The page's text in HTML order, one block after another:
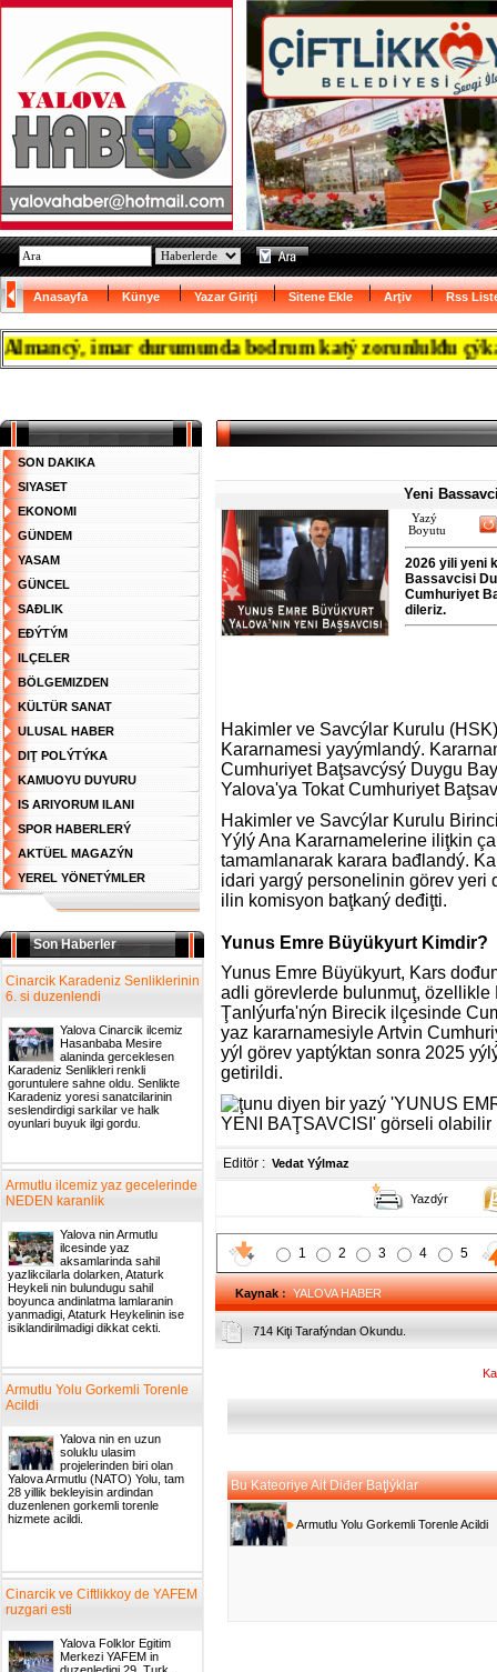
Anasayfa Künye Yazar Giriţi Sitene Ekle Arţiv Rss
imar durumunda bodrum katý zorunlulđu
Yeni
Yazý
Boyutu
2026 yili yeni
Bassavcisi
Cumhuriyet
dileriz.
Hakimler ve Savcýlar Kurulu
Kararnamesi yayýmlandý.
Cumhuriyet Baţsavcýsý Duygu
Yalova'ya Tokat Cumhuriyet
Hakimler ve Savcýlar Kurulu
Yýlý Ana Kararnamelerine iliţkin
tamamlanarak karara bađlandý.
idari yargý personelinin görev yeri
ilin komisyon baţkaný deđiţti.
Yunus Emre BüyükyurtKimdir?
Yunus Emre Büyükyurt, Kars
adli görevlerde bulunmuţ, özellikle
Ţanlýurfa'nýn Birecik ilçesinde
yaz kararnamesiyle Artvin
yýl görev yaptýktan sonra 2025
getirildi.
Editör : Vedat Yýlmaz
Yazdýr
1 2 3 4 5
Kaynak: YALOVA HABER
714 Kiţi Tarafýndan Okundu.
Bu Kateoriye Ait Diđer Baţlýklar
Armutlu Yolu Gorkemli Torenle Acildi
SON DAKIKA
SIYASET
EKONOMI
GÜNDEM
YASAM
GÜNCEL
SAĐLIK
EĐÝTÝM
ILÇELER
BÖLGEMIZDEN
KÜLTÜR SANAT
ULUSAL HABER
DIŢ POLÝTÝKA
KAMUOYU DUYURU
IS ARIYORUM ILANI
SPOR HABERLERÝ
AKTÜEL MAGAZÝN
YEREL YÖNETÝMLER
Son Haberler
Cinarcik Karadeniz Senliklerinin
6. si duzenlendi
Yalova Cinarcik ilcemiz
Hasanbaba Mesire
alaninda gerceklesen
Karadeniz Senlikleri renkli
goruntulere sahne oldu. Senlikte
Karadeniz yoresi sanatcilarinin
seslendirdigi sarkilar ve halk
oyunlari buyuk ilgi gordu.
Armutlu ilcemiz yaz gecelerinde
NEDEN karanlik
Yalova nin Armutlu
ilcesinde yaz
aksamlarinda sahil
yazlikcilarla dolarken, Ataturk
Heykeli nin bulundugu sahil
boyunca andinlatma lamlaranin
yanmadigi, Ataturk Heykelinin ise
isiklandirilmadigi dikkat cekti.
Armutlu Yolu Gorkemli Torenle
Acildi
Yalova nin en uzun
soluklu ulasim
projelerinden biri olan
Yalova Armutlu (NATO) Yolu, tam
28 yillik bekleyisin ardindan
duzenlenen gorkemli torenle
hizmete acildi.
Cinarcik ve Ciftlikkoy de YAFEM
ruzgari esti
Yalova Folklor Egitim
Merkezi YAFEM in